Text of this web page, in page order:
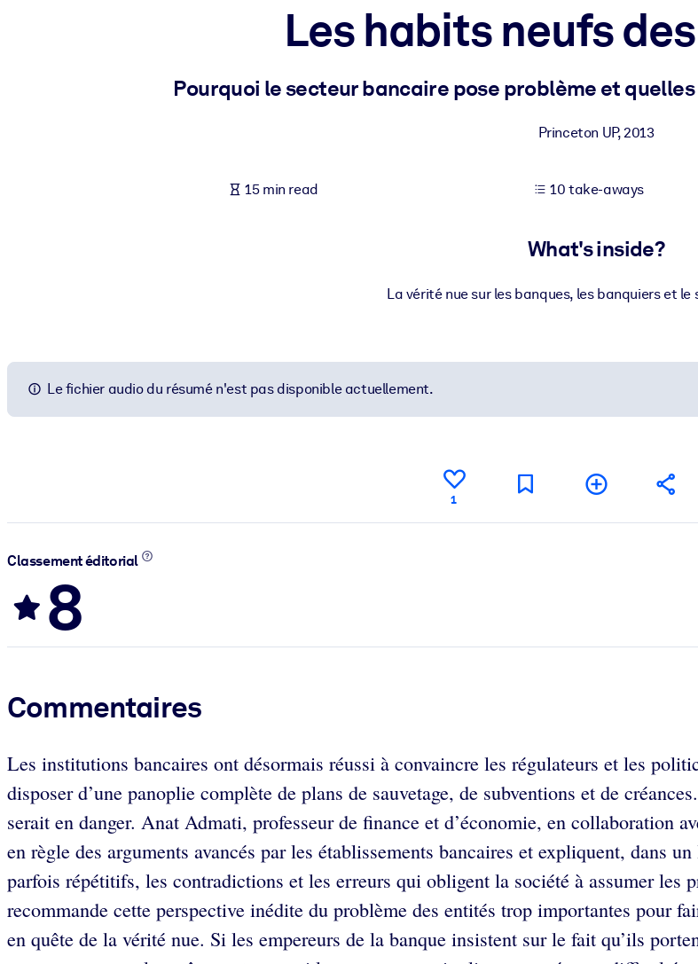
For Corporate Libraries
Fuel your AI systems with reliable, structured knowledge to improve outputs.
Les habits neufs
Pourquoi le secteur bancaire pose problème et
Princeton UP,2013
15 min read 10 take-aways
What's inside?
La vérité nue sur les banques, les banquiers et
Le fichier audio du résumé n'est pas disponible actuellement.
1
Classement éditorial
8
Commentaires
Les institutions bancaires ont désormais réussi à convaincre les régulateurs et les
disposer d’une panoplie complète de plans de sauvetage, de subventions et de
serait en danger. Anat Admati, professeur de finance et d’économie, en
en règle des arguments avancés par les établissements bancaires et expliquent, dans
parfois répétitifs, les contradictions et les erreurs qui obligent la société à assumer les
recommande cette perspective inédite du problème des entités trop importantes pour
en quête de la vérité nue. Si les empereurs de la banque insistent sur le fait qu’ils